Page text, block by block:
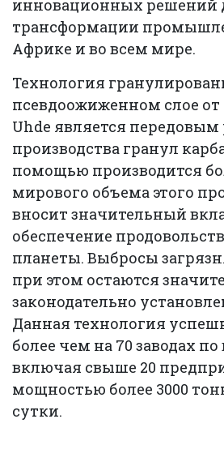
инновационных решений
трансформации
Африке и во всем мире.
Технология
псевдоожиженном слое
Uhde является
производства гранул
помощью производится
мирового объема этого
вносит значительный
обеспечение
планеты. Выбросы
при этом остаются
законодательно
Данная технология
более чем на 70 заводах
включая свыше 20
мощностью более 3000
сутки.